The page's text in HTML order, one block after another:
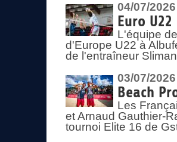
04/07/2026
Euro
L'équipe
d'Europe U22 à
de l'entraîneur
03/07/2026
Beach
Les
et Arnaud Gauthier-
tournoi Elite 16 de